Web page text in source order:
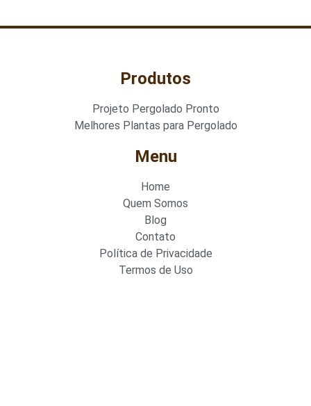
Produtos
Projeto Pergolado Pronto
Melhores Plantas para Pergolado
Menu
Home
Quem Somos
Blog
Contato
Política de Privacidade
Termos de Uso